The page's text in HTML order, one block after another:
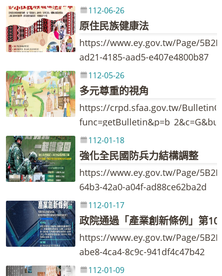
原住民族健康法
112-06-26
https://www.ey.gov.tw/Page/
ad21-4185-aad5-e407e4800b87
多元尊重的視角
112-05-26
https://crpd.sfaa.gov.tw/
強化全民國防兵力結構調整
112-01-18
https://www.ey.gov.tw/Page/
64b3-42a0-a04f-ad88ce62ba2d
112-01-17
https://www.ey.gov.tw/Page/
abe8-4ca4-8c9c-941df4c47b42
112-01-09